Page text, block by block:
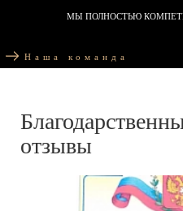
МЫ ПОЛНОСТЬЮ
Наша команда
отзывы